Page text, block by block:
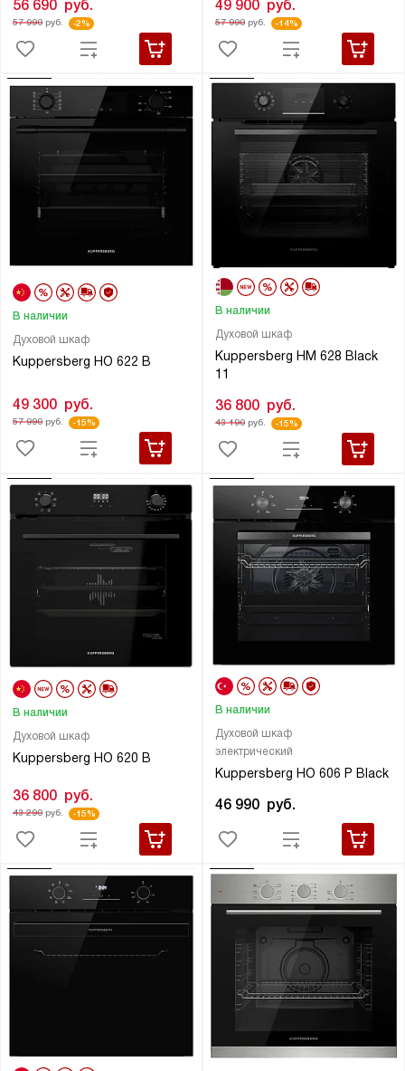
56 690 руб.
57 990руб. -2%
49 900 руб.
57 990руб. -14%
Духовой шкаф
Kuppersberg HO 622 B
В наличии
49 300 руб.
57 990руб. -15%
Духовой шкаф
Kuppersberg HM 628 Black
11
В наличии
36 800 руб.
43 190руб. -15%
Духовой шкаф
Kuppersberg HO 620 B
В наличии
36 800 руб.
43 290руб. -15%
Духовой шкаф
электрический
Kuppersberg HO 606 P Black
В наличии
46 990 руб.